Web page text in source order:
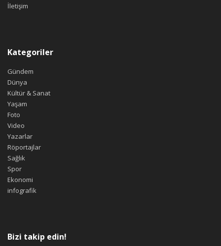
İletişim
Kategoriler
Gündem
Dünya
Kültür & Sanat
Yaşam
Foto
Video
Yazarlar
Röportajlar
Sağlık
Spor
Ekonomi
infografik
Bizi takip edin!